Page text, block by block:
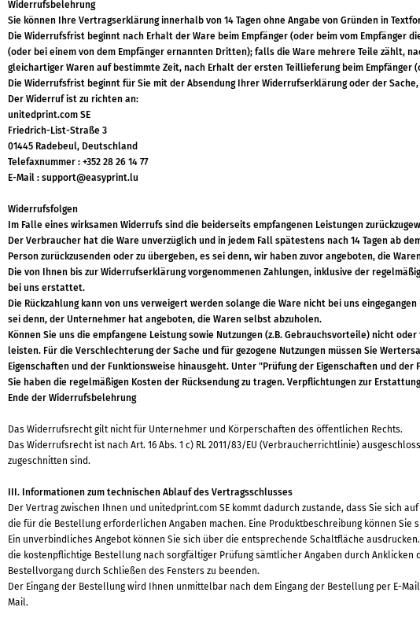
Widerrufsbelehrung
Sie können Ihre Vertragserklärung innerhalb von 14 Tagen ohne Angabe von Gründen in
Die Widerrufsfrist beginnt nach Erhalt der Ware beim Empfänger (oder beim vom
(oder bei einem von dem Empfänger ernannten Dritten); falls die Ware mehrere Teile zählt,
gleichartiger Waren auf bestimmte Zeit, nach Erhalt der ersten Teillieferung beim Empfänger
Die Widerrufsfrist beginnt für Sie mit der Absendung Ihrer Widerrufserklärung oder der
Der Widerruf ist zu richten an:
unitedprint.com SE
Friedrich-List-Straße 3
01445 Radebeul, Deutschland
Telefaxnummer : +352 28 26 14 77
E-Mail : support@easyprint.lu
Widerrufsfolgen
Im Falle eines wirksamen Widerrufs sind die beiderseits empfangenen Leistungen
Der Verbraucher hat die Ware unverzüglich und in jedem Fall spätestens nach 14 Tagen ab
Person zurückzusenden oder zu übergeben, es sei denn, wir haben zuvor angeboten, die
Die von Ihnen bis zur Widerrufserklärung vorgenommenen Zahlungen, inklusive der
bei uns erstattet.
Die Rückzahlung kann von uns verweigert werden solange die Ware nicht bei uns
sei denn, der Unternehmer hat angeboten, die Waren selbst abzuholen.
Können Sie uns die empfangene Leistung sowie Nutzungen (z.B. Gebrauchsvorteile) nicht
leisten. Für die Verschlechterung der Sache und für gezogene Nutzungen müssen Sie
Eigenschaften und der Funktionsweise hinausgeht. Unter "Prüfung der Eigenschaften und
Sie haben die regelmäßigen Kosten der Rücksendung zu tragen. Verpflichtungen zur
Ende der Widerrufsbelehrung
Das Widerrufsrecht gilt nicht für Unternehmer und Körperschaften des öffentlichen Rechts.
Das Widerrufsrecht ist nach Art. 16 Abs. 1 c) RL 2011/83/EU (Verbraucherrichtlinie)
zugeschnitten sind.
III. Informationen zum technischen Ablauf des Vertragsschlusses
Der Vertrag zwischen Ihnen und unitedprint.com SE kommt dadurch zustande, dass Sie sich
die für die Bestellung erforderlichen Angaben machen. Eine Produktbeschreibung können
Ein unverbindliches Angebot können Sie sich über die entsprechende Schaltfläche
die kostenpflichtige Bestellung nach sorgfältiger Prüfung sämtlicher Angaben durch
Bestellvorgang durch Schließen des Fensters zu beenden.
Der Eingang der Bestellung wird Ihnen unmittelbar nach dem Eingang der Bestellung per E-
Mail.